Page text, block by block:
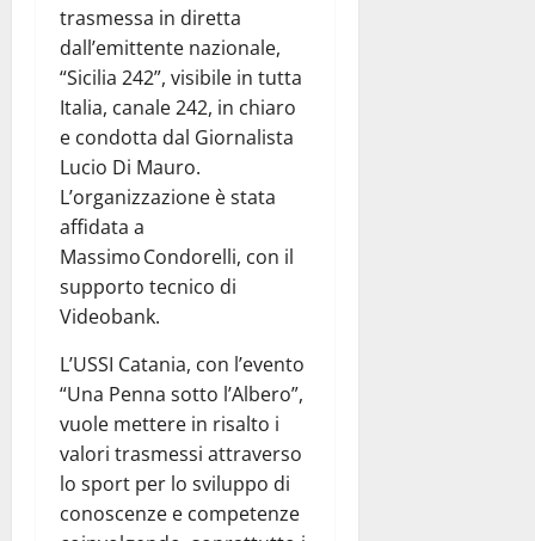
trasmessa in diretta
dall’emittente nazionale,
“Sicilia 242”, visibile in tutta
Italia, canale 242, in chiaro
e condotta dal Giornalista
Lucio Di Mauro.
L’organizzazione è stata
affidata a
Massimo Condorelli, con il
supporto tecnico di
Videobank.
L’USSI Catania, con l’evento
“Una Penna sotto l’Albero”,
vuole mettere in risalto i
valori trasmessi attraverso
lo sport per lo sviluppo di
conoscenze e competenze